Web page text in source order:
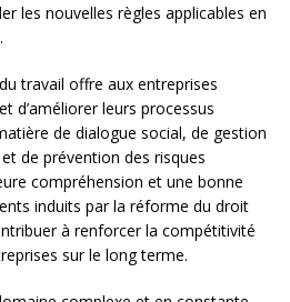
les nouvelles règles applicables en
travail offre aux entreprises
d’améliorer leurs processus
de dialogue social, de gestion
de prévention des risques
compréhension et une bonne
induits par la réforme du droit
à renforcer la compétitivité
sur le long terme.